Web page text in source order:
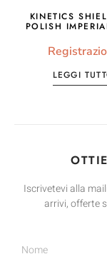
KINETICS
POLISH
LEGGI
Iscrivetevi alla
arrivi, offerte